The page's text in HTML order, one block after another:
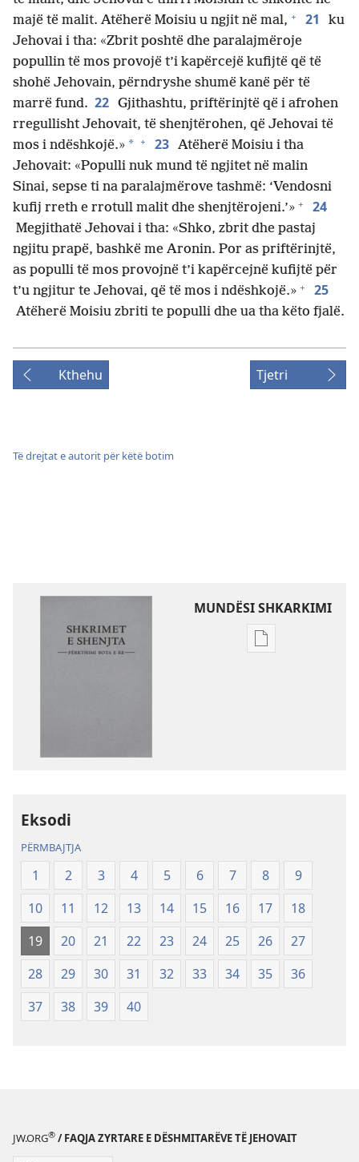
majë të malit. Atëherë Moisiu u ngjit në mal, + 21
ku
Jehovai i tha: «Zbrit poshtë dhe paralajmëroje
popullin të mos provojë t’i kapërcejë kufijtë që të
shohë Jehovain, përndryshe shumë kanë për të
marrë fund. 22 Gjithashtu, priftërinjtë që i afrohen
rregullisht Jehovait, të shenjtërohen, që Jehovai të
mos i ndëshkojë.» * + 23 Atëherë Moisiu i tha
Jehovait: «Populli nuk mund të ngjitet në malin
Sinai, sepse ti na paralajmërove tashmë: ‘Vendosni
kufij rreth e rrotull malit dhe shenjtërojeni.’» + 24
Megjithatë Jehovai i tha: «Shko, zbrit dhe pastaj
ngjitu prapë, bashkë me Aronin. Por as priftërinjtë,
as populli të mos provojnë t’i kapërcejnë kufijtë për
t’u ngjitur te Jehovai, që të mos i ndëshkojë.» + 25
Atëherë Moisiu zbriti te populli dhe ua tha këto fjalë.
Kthehu Tjetri
Të drejtat e autorit për këtë botim
MUNDËSI SHKARKIMI
Mundësitë
e
Re
(Botimi
i
rishikuar
2019)
Eksodi
PËRMBAJTJA
1 2 3 4 5 6 7 8
9
10
11 12 13 14 15 16 17
18
19
20 21 22 23 24 25 26
27
28
29 30 31 32 33 34 35
36
37
38 39 40
JW.ORG® / FAQJA ZYRTARE E DËSHMITARËVE TË JEHOVAIT